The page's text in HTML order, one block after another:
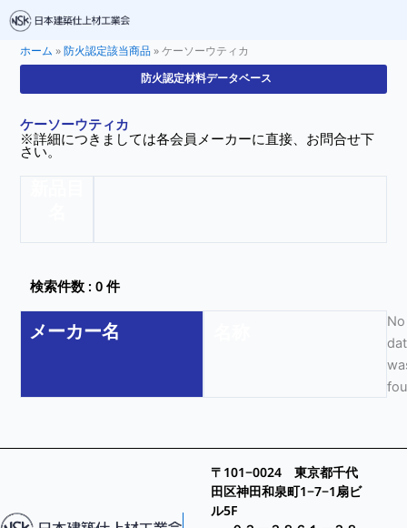
ホーム »防火認定該当商品»ケーソーウティカ
防火認定材料データベース
ケーソーウティカ
※詳細につきましては各会員メーカーに直接、お問合せ下
さい。
検索件数 : 0 件
メーカー名
No
〒101−0024 東京都千代
田区神田和泉町1−7−1扇ビ
ル5F